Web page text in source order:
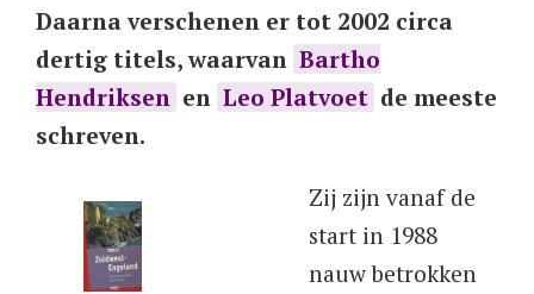
Daarna verschenen er tot 2002 circa
dertig titels, waarvan Bartho
Hendriksen en Leo Platvoet de meeste
schreven.
Zij zijn vanaf de
start in 1988
nauw betrokken